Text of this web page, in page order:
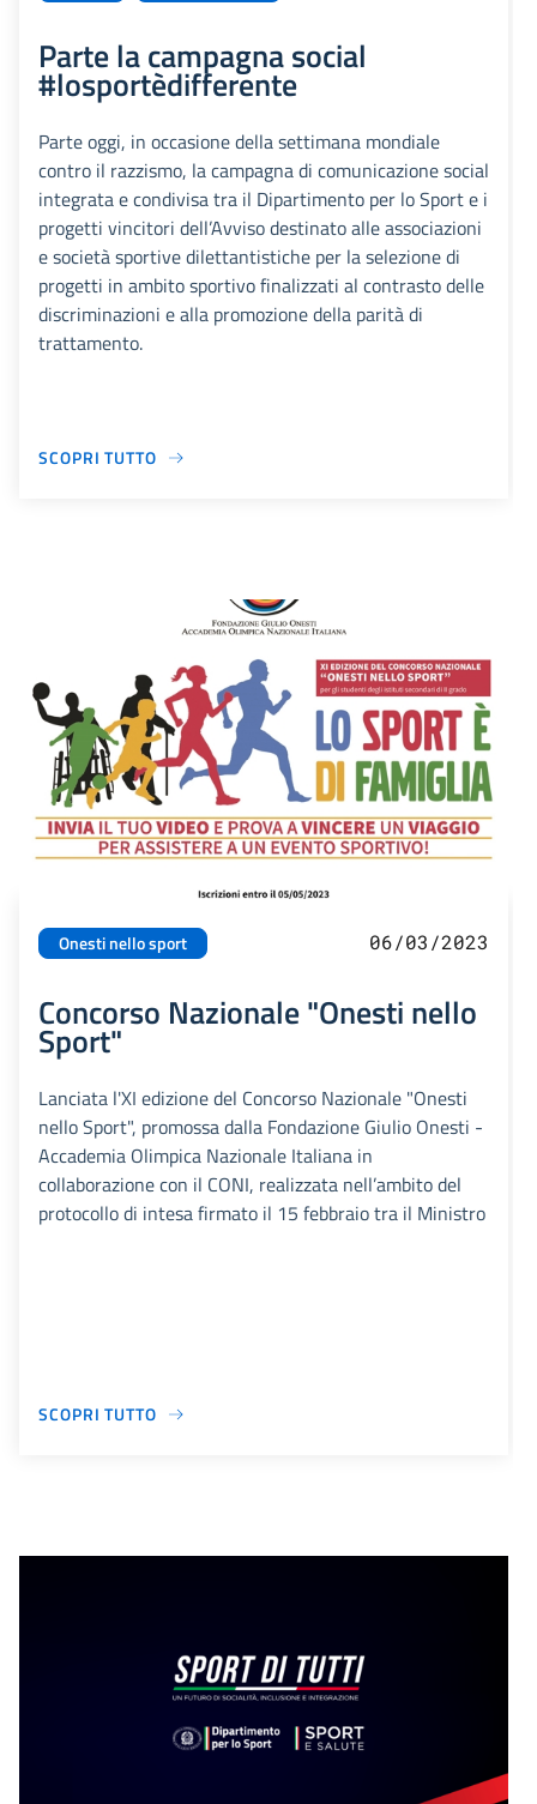
Parte la campagna social
#losportèdifferente
Parte oggi, in occasione della settimana mondiale
contro il razzismo, la campagna di comunicazione social
integrata e condivisa tra il Dipartimento per lo Sport e i
progetti vincitori dell’Avviso destinato alle associazioni
e società sportive dilettantistiche per la selezione di
progetti in ambito sportivo finalizzati al contrasto delle
discriminazioni e alla promozione della parità di
trattamento.
SCOPRI TUTTO
Onesti nello sport 06/03/2023
Concorso Nazionale "Onesti nello
Sport"
Lanciata l'XI edizione del Concorso Nazionale "Onesti
nello Sport", promossa dalla Fondazione Giulio Onesti -
Accademia Olimpica Nazionale Italiana in
collaborazione con il CONI, realizzata nell’ambito del
protocollo di intesa firmato il 15 febbraio tra il Ministro
SCOPRI TUTTO